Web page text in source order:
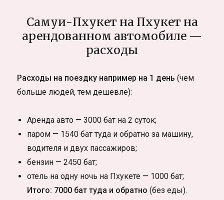
Самуи-Пхукет на Пхукет на
арендованном автомобиле —
расходы
Расходы на поездку например на 1 день (чем
больше людей, тем дешевле):
Аренда авто — 3000 бат на 2 суток;
паром — 1540 бат туда и обратно за машину,
водителя и двух пассажиров;
бензин — 2450 бат;
отель на одну ночь на Пхукете — 1000 бат;
Итого: 7000 бат туда и обратно (без еды).